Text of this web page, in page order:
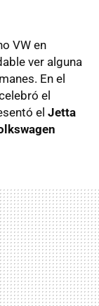
VW en
ver alguna
En el
el
el Jetta